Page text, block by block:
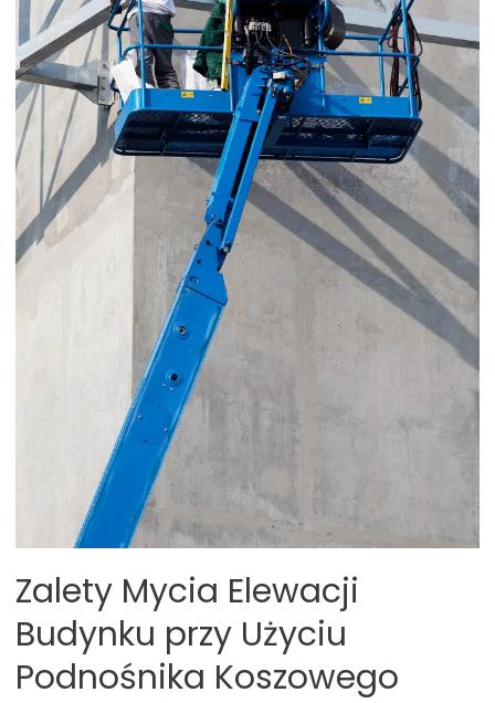
Zalety Mycia Elewacji
Budynku przy Użyciu
Podnośnika Koszowego